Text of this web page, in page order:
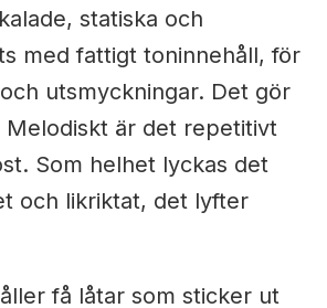
statiska och
med fattigt toninnehåll, för
utsmyckningar. Det gör
är det repetitivt
Som helhet lyckas det
och likriktat, det lyfter
få låtar som sticker ut